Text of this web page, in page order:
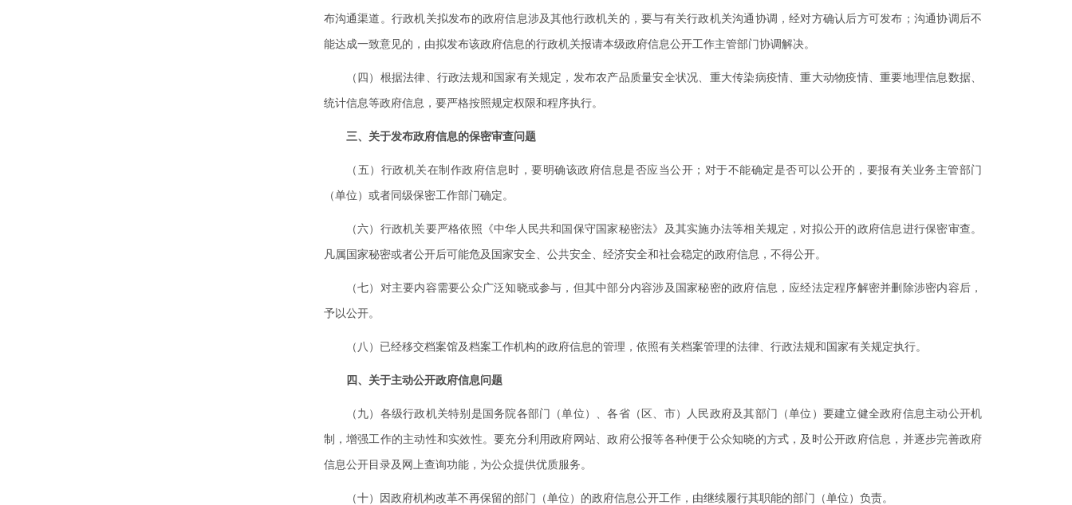
布沟通渠道。行政机关拟发布的政府信息涉及其他行政机关的，要与有关行政机关沟通协调，经对方确认后方可发布；沟通协调后不
能达成一致意见的，由拟发布该政府信息的行政机关报请本级政府信息公开工作主管部门协调解决。
（四）根据法律、行政法规和国家有关规定，发布农产品质量安全状况、重大传染病疫情、重大动物疫情、重要地理信息数据、
统计信息等政府信息，要严格按照规定权限和程序执行。
三、关于发布政府信息的保密审查问题
（五）行政机关在制作政府信息时，要明确该政府信息是否应当公开；对于不能确定是否可以公开的，要报有关业务主管部门
（单位）或者同级保密工作部门确定。
（六）行政机关要严格依照《中华人民共和国保守国家秘密法》及其实施办法等相关规定，对拟公开的政府信息进行保密审查。
凡属国家秘密或者公开后可能危及国家安全、公共安全、经济安全和社会稳定的政府信息，不得公开。
（七）对主要内容需要公众广泛知晓或参与，但其中部分内容涉及国家秘密的政府信息，应经法定程序解密并删除涉密内容后，
予以公开。
（八）已经移交档案馆及档案工作机构的政府信息的管理，依照有关档案管理的法律、行政法规和国家有关规定执行。
四、关于主动公开政府信息问题
（九）各级行政机关特别是国务院各部门（单位）、各省（区、市）人民政府及其部门（单位）要建立健全政府信息主动公开机
制，增强工作的主动性和实效性。要充分利用政府网站、政府公报等各种便于公众知晓的方式，及时公开政府信息，并逐步完善政府
信息公开目录及网上查询功能，为公众提供优质服务。
（十）因政府机构改革不再保留的部门（单位）的政府信息公开工作，由继续履行其职能的部门（单位）负责。